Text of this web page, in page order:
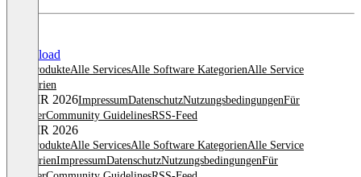
Download
Alle ProdukteAlle ServicesAlle Software KategorienAlle Service
Kategorien
© OMR 2026ImpressumDatenschutzNutzungsbedingungenFür
AnbieterCommunity GuidelinesRSS-Feed
© OMR 2026
Alle ProdukteAlle ServicesAlle Software KategorienAlle Service
KategorienImpressumDatenschutzNutzungsbedingungenFür